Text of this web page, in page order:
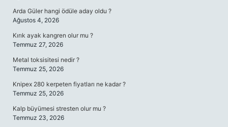
Arda Güler hangi ödüle aday oldu ?
Ağustos 4, 2026
Kırık ayak kangren olur mu ?
Temmuz 27, 2026
Metal toksisitesi nedir ?
Temmuz 25, 2026
Knipex 280 kerpeten fiyatları ne kadar ?
Temmuz 25, 2026
Kalp büyümesi stresten olur mu ?
Temmuz 23, 2026